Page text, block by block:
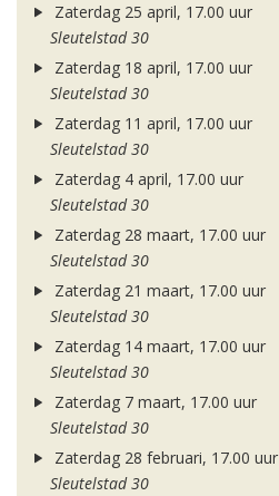
Zaterdag 25 april, 17.00 uur
Sleutelstad 30
Zaterdag 18 april, 17.00 uur
Sleutelstad 30
Zaterdag 11 april, 17.00 uur
Sleutelstad 30
Zaterdag 4 april, 17.00 uur
Sleutelstad 30
Zaterdag 28 maart, 17.00 uur
Sleutelstad 30
Zaterdag 21 maart, 17.00 uur
Sleutelstad 30
Zaterdag 14 maart, 17.00 uur
Sleutelstad 30
Zaterdag 7 maart, 17.00 uur
Sleutelstad 30
Zaterdag 28 februari, 17.00 uur
Sleutelstad 30